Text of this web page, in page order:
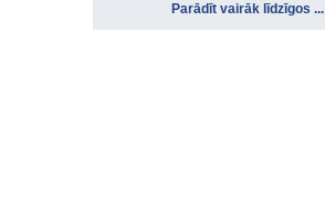
Parādīt vairāk līdzīgos ...